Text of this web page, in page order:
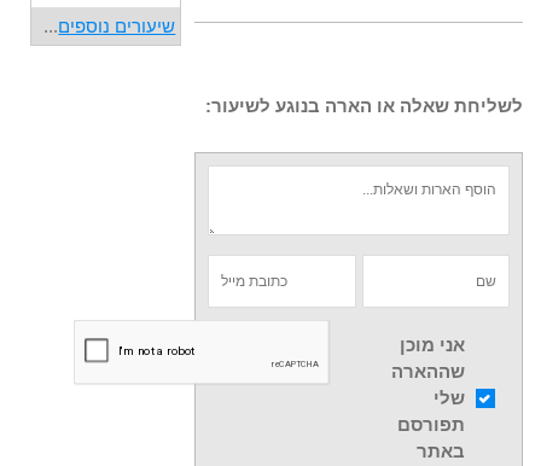
לשליחת שאלה או הארה בנוגע לשיעור:
אני מוכן
שההארה
שלי
תפורסם
באתר
שיעורים נוספים...